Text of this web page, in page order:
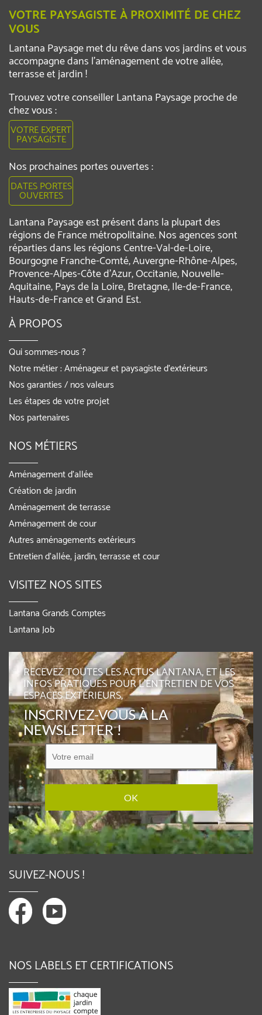
VOTRE PAYSAGISTE À PROXIMITÉ DE CHEZ
VOUS
Lantana Paysage met du rêve dans vos jardins et vous
accompagne dans l’aménagement de votre allée,
terrasse et jardin !
Trouvez votre conseiller Lantana Paysage proche de
chez vous :
VOTRE EXPERT
PAYSAGISTE
Nos prochaines portes ouvertes :
DATES PORTES
OUVERTES
Lantana Paysage est présent dans la plupart des
régions de France métropolitaine. Nos agences sont
réparties dans les régions Centre-Val-de-Loire,
Bourgogne Franche-Comté, Auvergne-Rhône-Alpes,
Provence-Alpes-Côte d'Azur, Occitanie, Nouvelle-
Aquitaine, Pays de la Loire, Bretagne, Ile-de-France,
Hauts-de-France et Grand Est.
À PROPOS
Qui sommes-nous ?
Notre métier : Aménageur et paysagiste d’extérieurs
Nos garanties / nos valeurs
Les étapes de votre projet
Nos partenaires
NOS MÉTIERS
Aménagement d’allée
Création de jardin
Aménagement de terrasse
Aménagement de cour
Autres aménagements extérieurs
Entretien d’allée, jardin, terrasse et cour
VISITEZ NOS SITES
Lantana Grands Comptes
Lantana Job
RECEVEZ TOUTES LES ACTUS LANTANA, ET LES
INFOS PRATIQUES POUR L'ENTRETIEN DE VOS
ESPACES EXTÉRIEURS,
INSCRIVEZ-VOUS À LA
NEWSLETTER !
SUIVEZ-NOUS !
NOS LABELS ET CERTIFICATIONS